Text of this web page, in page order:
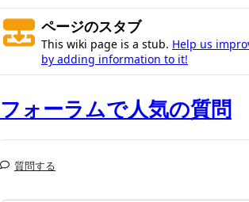
ページのスタブ
This wiki page is a stub. Help us
by adding information to it!
フォーラムで人気の質問
質問する